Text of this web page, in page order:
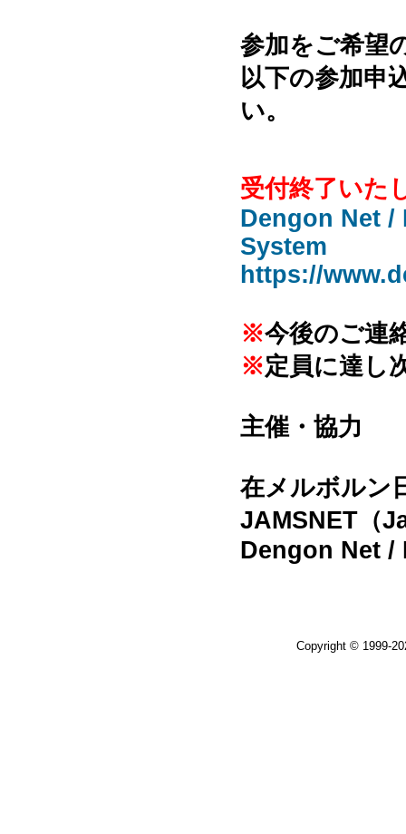
参加をご希望
以下の参加申
い。
受付終了いた
Dengon Net
System
https://
※今後のご連
※定員に達し
主催・協力
在メルボルン
JAMSNET（
Dengon Net /
Copyright © 1999-